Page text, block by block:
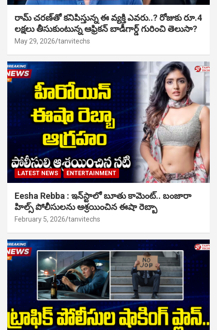
రామ్ చరణ్‌తో కనిపిస్తున్న ఈ వ్యక్తి ఎవరు..? రోజుకు రూ.4
లక్షలు తీసుకుంటున్న ఆఫ్రికన్ బాడీగార్డ్ గురించి తెలుసా?
May 29, 2026 tanvitechs
LATEST NEWS ENTERTAINMENT
Eesha Rebba : ఇన్‌స్టాలో బూతు కామెంట్.. బంజారా
హిల్స్ పోలీసులను ఆశ్రయించిన ఈషా రెబ్బా
February 5, 2026 tanvitechs